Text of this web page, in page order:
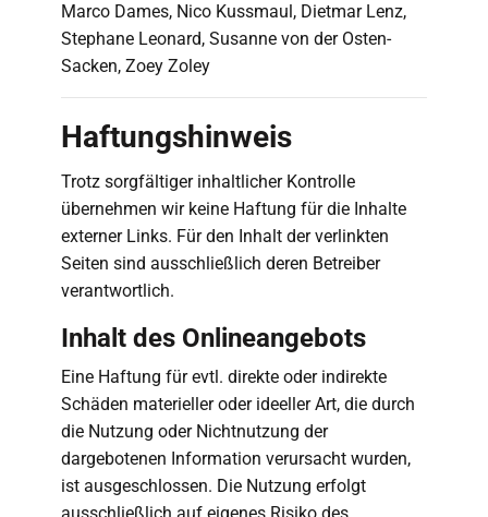
Marco Dames, Nico Kussmaul, Dietmar Lenz,
Stephane Leonard, Susanne von der Osten-
Sacken, Zoey Zoley
Haftungshinweis
Trotz sorgfältiger inhaltlicher Kontrolle
übernehmen wir keine Haftung für die Inhalte
externer Links. Für den Inhalt der verlinkten
Seiten sind ausschließlich deren Betreiber
verantwortlich.
Inhalt des Onlineangebots
Eine Haftung für evtl. direkte oder indirekte
Schäden materieller oder ideeller Art, die durch
die Nutzung oder Nichtnutzung der
dargebotenen Information verursacht wurden,
ist ausgeschlossen. Die Nutzung erfolgt